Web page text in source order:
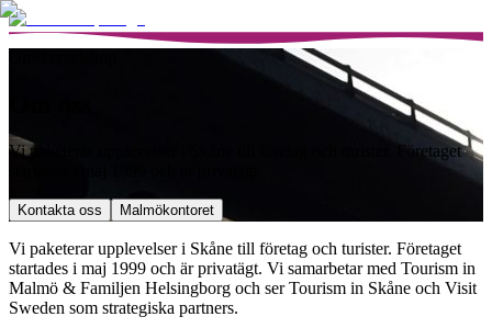
Vi paketerar upplevelser i Skåne till företag och turister. Företaget
Kontakta oss Malmökontoret
Vi paketerar upplevelser i Skåne till företag och turister. Företaget
startades i maj 1999 och är privatägt. Vi samarbetar med Tourism in
Malmö & Familjen Helsingborg och ser Tourism in Skåne och Visit
Sweden som strategiska partners.